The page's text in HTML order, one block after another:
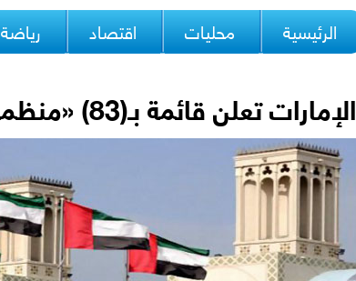
الرئيسية محليات اقتصاد رياضة
الإمارات تعلن قائمة بـ(83) «منظمة إرهابية»